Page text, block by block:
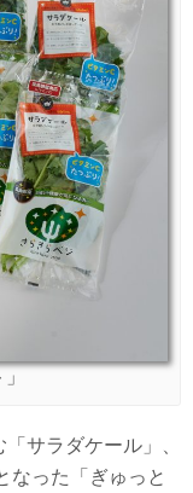
サラダケール」、
なった「ぎゅっと